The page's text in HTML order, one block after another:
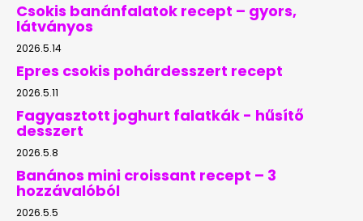
Csokis banánfalatok recept – gyors,
látványos
2026.5.14
Epres csokis pohárdesszert recept
2026.5.11
Fagyasztott joghurt falatkák - hűsítő
desszert
2026.5.8
Banános mini croissant recept – 3
hozzávalóból
2026.5.5